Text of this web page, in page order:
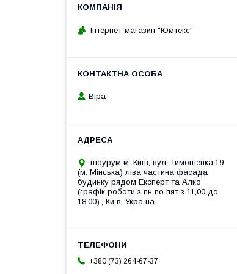
Інтернет-магазин "Юмтекс"
Віра
шоурум м. Київ, вул. Тимошенка,19
(м. Мінська) ліва частина фасада
будинку рядом Експерт та Алко
(графік роботи з пн по пят з 11,00 до
18,00)., Київ, Україна
+380 (73) 264-67-37